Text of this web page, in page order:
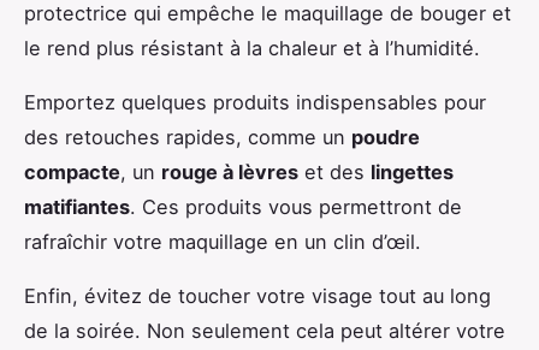
protectrice qui empêche le maquillage de bouger et
le rend plus résistant à la chaleur et à l’humidité.
Emportez quelques produits indispensables pour
des retouches rapides, comme un poudre
compacte, un rouge à lèvres et des lingettes
matifiantes. Ces produits vous permettront de
rafraîchir votre maquillage en un clin d’œil.
Enfin, évitez de toucher votre visage tout au long
de la soirée. Non seulement cela peut altérer votre